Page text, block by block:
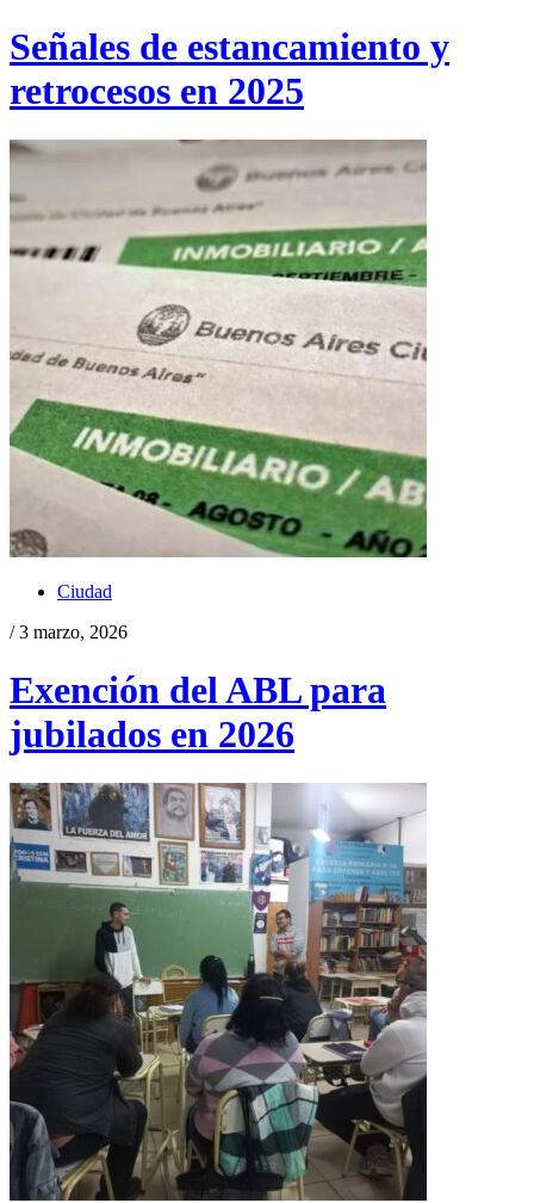
Señales de estancamiento y
retrocesos en 2025
Ciudad
/ 3 marzo, 2026
Exención del ABL para
jubilados en 2026